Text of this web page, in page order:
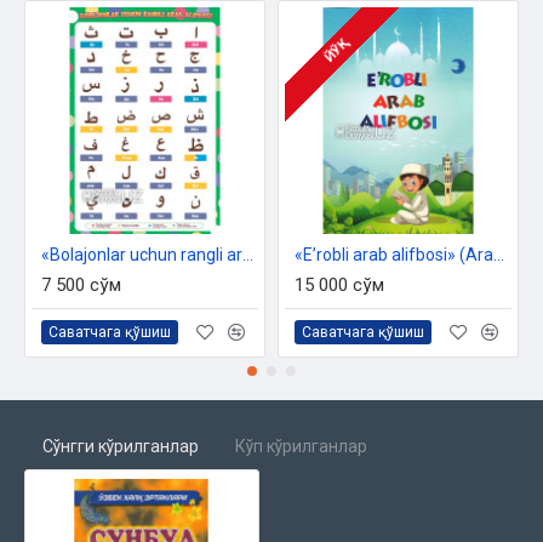
7 500 сўм
Саватчага қўшиш
ЙЎҚ
15 000 сўм
Саватчага қўшиш
Сўнгги кўрилганлар Кўп кўрилганлар